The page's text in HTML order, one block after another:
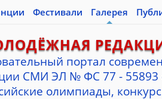
Фестивали Галерея
портал
СМИ ЭЛ № ФС 77 - 55893
олимпиады,